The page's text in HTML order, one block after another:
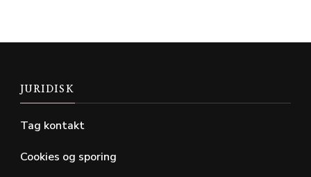
JURIDISK
Tag kontakt
Cookies og sporing